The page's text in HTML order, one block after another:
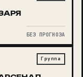
БЕЗ ПРОГНОЗА
Группа